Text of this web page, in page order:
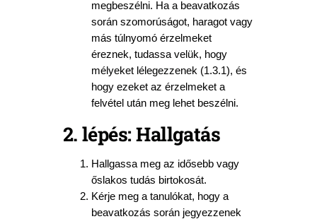
megbeszélni. Ha a beavatkozás
során szomorúságot, haragot vagy
más túlnyomó érzelmeket
éreznek, tudassa velük, hogy
mélyeket lélegezzenek (1.3.1), és
hogy ezeket az érzelmeket a
felvétel után meg lehet beszélni.
2. lépés: Hallgatás
Hallgassa meg az idősebb vagy
őslakos tudás birtokosát.
Kérje meg a tanulókat, hogy a
beavatkozás során jegyezzenek